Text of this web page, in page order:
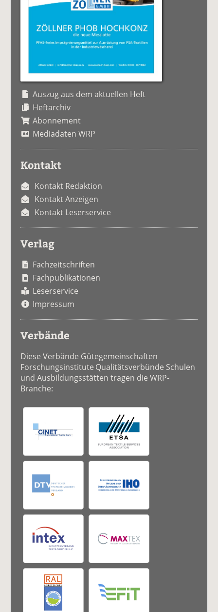
Auszug aus dem aktuellen Heft
Heftarchiv
Abonnement
Mediadaten WRP
Kontakt
Kontakt Redaktion
Kontakt Anzeigen
Kontakt Leserservice
Verlag
Fachzeitschriften
Fachpublikationen
Leserservice
Impressum
Verbände
Diese Verbände Gütegemeinschaften
Forschungsinstitute Qualitätsverbünde Schulen
und Ausbildungsstätten tragen die WRP-
Branche: